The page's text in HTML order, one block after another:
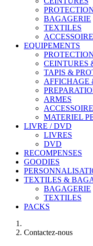
BAGAGERIE
TEXTILES
EQUIPEMENTS
CEINTURES
TAPIS &
AFFICHAGE
ARMES
MATERIEL
LIVRE / DVD
LIVRES
DVD
RECOMPENSES
GOODIES
TEXTILES &
BAGAGERIE
TEXTILES
PACKS
Contactez-nous